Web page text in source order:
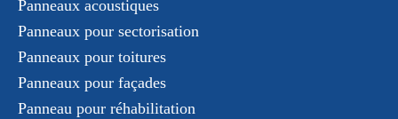
Panneaux acoustiques
Panneaux pour sectorisation
Panneaux pour toitures
Panneaux pour façades
Panneau pour réhabilitation